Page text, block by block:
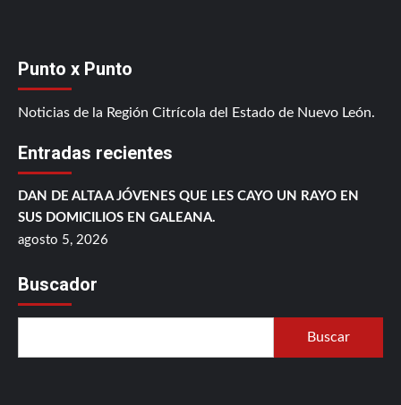
Punto x Punto
Noticias de la Región Citrícola del Estado de Nuevo León.
Entradas recientes
DAN DE ALTA A JÓVENES QUE LES CAYO UN RAYO EN
SUS DOMICILIOS EN GALEANA.
agosto 5, 2026
Buscador
Buscar